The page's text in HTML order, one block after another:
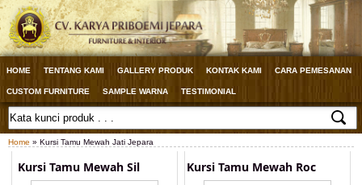
HOME TENTANG KAMI GALLERY PRODUK KONTAK KAMI CARA PEMESANAN
CUSTOM FURNITURE SAMPLE WARNA TESTIMONIAL
Home » Kursi Tamu Mewah Jati Jepara
Kursi Tamu Mewah Sil Kursi Tamu Mewah Roc